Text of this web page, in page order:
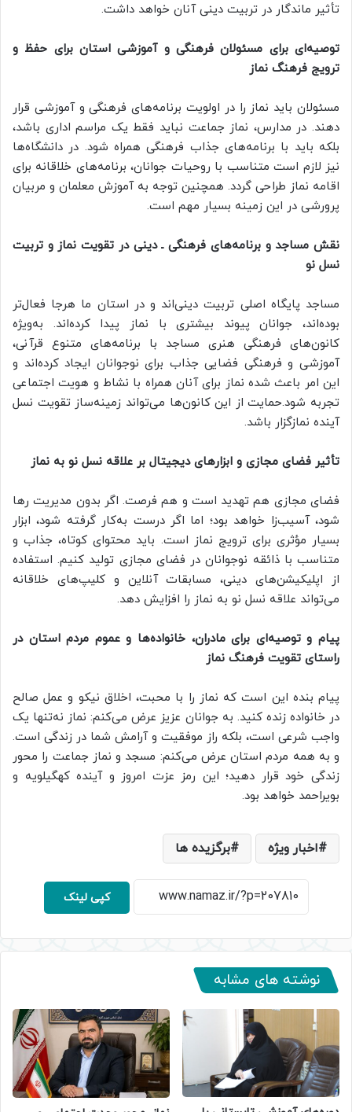
تأثیر ماندگار در تربیت دینی آنان خواهد داشت.
توصیه‌ای برای مسئولان فرهنگی و آموزشی استان برای حفظ و
ترویج فرهنگ نماز
مسئولان باید نماز را در اولویت برنامه‌های فرهنگی و آموزشی قرار
دهند. در مدارس، نماز جماعت نباید فقط یک مراسم اداری باشد،
بلکه باید با برنامه‌های جذاب فرهنگی همراه شود. در دانشگاه‌ها
نیز لازم است متناسب با روحیات جوانان، برنامه‌های خلاقانه برای
اقامه نماز طراحی گردد. همچنین توجه به آموزش معلمان و مربیان
پرورشی در این زمینه بسیار مهم است.
نقش مساجد و برنامه‌های فرهنگی ـ دینی در تقویت نماز و تربیت
نسل نو
مساجد پایگاه اصلی تربیت دینی‌اند و در استان ما هرجا فعال‌تر
بوده‌اند، جوانان پیوند بیشتری با نماز پیدا کرده‌اند. به‌ویژه
کانون‌های فرهنگی هنری مساجد با برنامه‌های متنوع قرآنی،
آموزشی و فرهنگی فضایی جذاب برای نوجوانان ایجاد کرده‌اند و
این امر باعث شده نماز برای آنان همراه با نشاط و هویت اجتماعی
تجربه شود.حمایت از این کانون‌ها می‌تواند زمینه‌ساز تقویت نسل
آینده نمازگزار باشد.
تأثیر فضای مجازی و ابزارهای دیجیتال بر علاقه نسل نو به نماز
فضای مجازی هم تهدید است و هم فرصت. اگر بدون مدیریت رها
شود، آسیب‌زا خواهد بود؛ اما اگر درست به‌کار گرفته شود، ابزار
بسیار مؤثری برای ترویج نماز است. باید محتوای کوتاه، جذاب و
متناسب با ذائقه نوجوانان در فضای مجازی تولید کنیم. استفاده
از اپلیکیشن‌های دینی، مسابقات آنلاین و کلیپ‌های خلاقانه
می‌تواند علاقه نسل نو به نماز را افزایش دهد.
پیام و توصیه‌ای برای مادران، خانواده‌ها و عموم مردم استان در
راستای تقویت فرهنگ نماز
پیام بنده این است که نماز را با محبت، اخلاق نیکو و عمل صالح
در خانواده زنده کنید. به جوانان عزیز عرض می‌کنم: نماز نه‌تنها یک
واجب شرعی است، بلکه راز موفقیت و آرامش شما در زندگی است.
و به همه مردم استان عرض می‌کنم: مسجد و نماز جماعت را محور
زندگی خود قرار دهید؛ این رمز عزت امروز و آینده کهگیلویه و
بویراحمد خواهد بود.
اخبار ویژه برگزیده ها
کپی لینک
نوشته های مشابه